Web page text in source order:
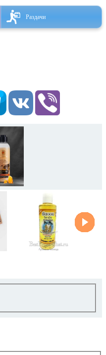
Раздачи